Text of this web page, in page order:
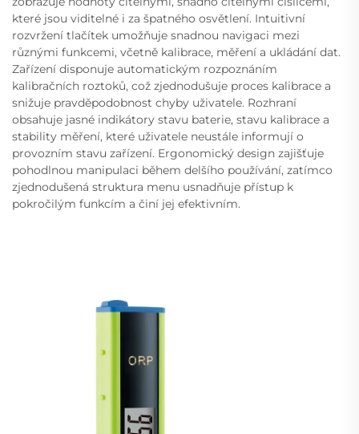
které jsou viditelné i za špatného osvětlení. Intuitivní
rozvržení tlačítek umožňuje snadnou navigaci mezi
různými funkcemi, včetně kalibrace, měření a ukládání dat.
Zařízení disponuje automatickým rozpoznáním
kalibračních roztoků, což zjednodušuje proces kalibrace a
snižuje pravděpodobnost chyby uživatele. Rozhraní
obsahuje jasné indikátory stavu baterie, stavu kalibrace a
stability měření, které uživatele neustále informují o
provozním stavu zařízení. Ergonomický design zajišťuje
pohodlnou manipulaci během delšího používání, zatímco
zjednodušená struktura menu usnadňuje přístup k
pokročilým funkcím a činí jej efektivním.